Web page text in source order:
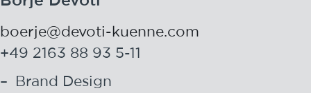
boerje@devoti-kuenne.com
+49 2163 88 93 5-11
Brand Design